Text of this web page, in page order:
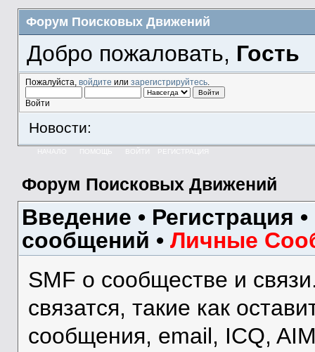
Форум Поисковых Движений
Добро пожаловать, Гость
Пожалуйста, войдите или зарегистрируйтесь.
Войти
Новости:
НАЧАЛО ПОМОЩЬ ВОЙТИ РЕГИСТРАЦИЯ
Форум Поисковых Движений
Введение • Регистрация •
сообщений • Личные
SMF о сообществе и
связатся, такие как
сообщения, email, ICQ,